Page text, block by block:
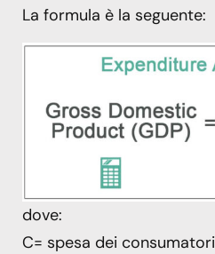
La formula è la seguente:
dove:
C= spesa dei consumatori